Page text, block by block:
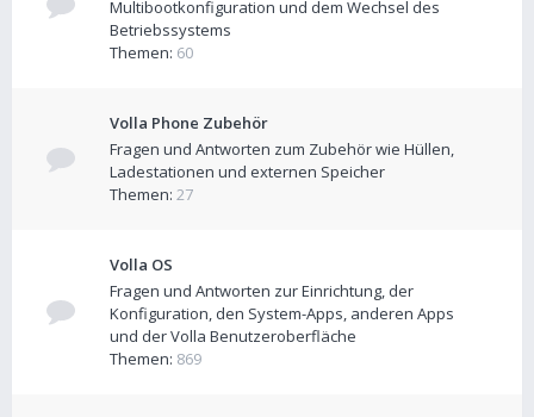
Multibootkonfiguration und dem Wechsel des
Betriebssystems
Themen: 60
Volla Phone Zubehör
Fragen und Antworten zum Zubehör wie Hüllen,
Ladestationen und externen Speicher
Themen: 27
Volla OS
Fragen und Antworten zur Einrichtung, der
Konfiguration, den System-Apps, anderen Apps
und der Volla Benutzeroberfläche
Themen: 869